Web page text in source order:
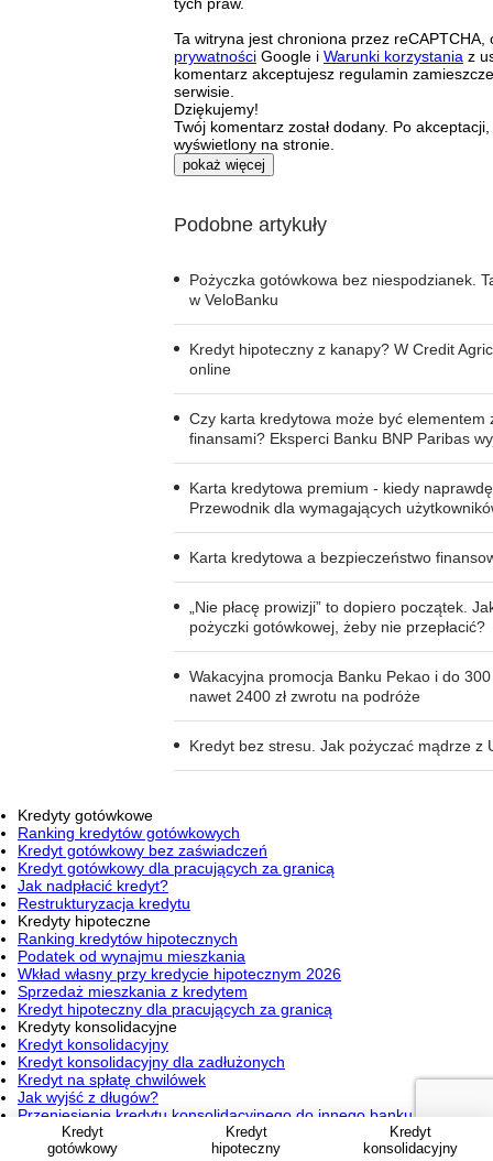
Ta witryna jest chroniona przez
prywatności Google i Warunki korzystania z
komentarz akceptujesz regulamin
serwisie.
Dziękujemy!
Twój komentarz został dodany. Po
wyświetlony na stronie.
pokaż więcej
Podobne artykuły
Pożyczka gotówkowa bez niespodzianek.
w VeloBanku
Kredyt hipoteczny z kanapy? W Credit
online
Czy karta kredytowa może być elementem
finansami? Eksperci Banku BNP Paribas
Karta kredytowa premium - kiedy
Przewodnik dla wymagających
Karta kredytowa a bezpieczeństwo
„Nie płacę prowizji” to dopiero początek.
pożyczki gotówkowej, żeby nie przepłacić?
Wakacyjna promocja Banku Pekao i do 300
nawet 2400 zł zwrotu na podróże
Kredyt bez stresu. Jak pożyczać mądrze z
Kredyt
gotówkowy
Kredyt
hipoteczny
Kredyt
konsolidacyjny
Kredyty gotówkowe
Ranking kredytów gotówkowych
Kredyt gotówkowy bez zaświadczeń
Kredyt gotówkowy dla pracujących za granicą
Jak nadpłacić kredyt?
Restrukturyzacja kredytu
Kredyty hipoteczne
Ranking kredytów hipotecznych
Podatek od wynajmu mieszkania
Wkład własny przy kredycie hipotecznym 2026
Sprzedaż mieszkania z kredytem
Kredyt hipoteczny dla pracujących za granicą
Kredyty konsolidacyjne
Kredyt konsolidacyjny
Kredyt konsolidacyjny dla zadłużonych
Kredyt na spłatę chwilówek
Jak wyjść z długów?
Przeniesienie kredytu konsolidacyjnego do innego banku
Konta osobiste
Jaki to bank? Sprawdź numer konta bankowego